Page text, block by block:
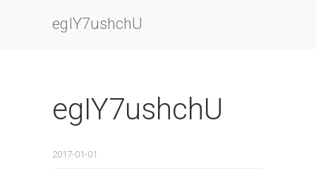
egIY7ushchU
egIY7ushchU
2017-01-01